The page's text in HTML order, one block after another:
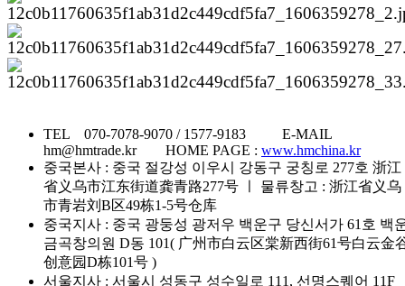
TEL 070-7078-9070 / 1577-9183 E-MAIL
hm@hmtrade.kr HOME PAGE : www.hmchina.kr
중국본사 : 중국 절강성 이우시 강동구 궁칭로 277호 浙江
省义乌市江东街道龚青路277号 ㅣ 물류창고 : 浙江省义乌
市青岩刘B区49栋1-5号仓库
중국지사 : 중국 광둥성 광저우 백운구 당신서가 61호 백
금곡창의원 D동 101( 广州市白云区棠新西街61号白云金
创意园D栋101号 )
서울지사 : 서울시 성동구 성수일로 111, 선명스퀘어 11F